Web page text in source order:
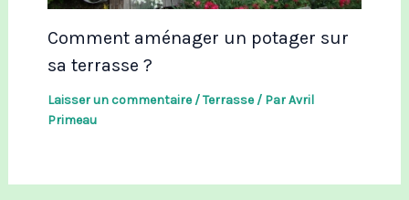
Comment aménager un potager sur
sa terrasse ?
Laisser un commentaire /Terrasse/ ParAvril
Primeau